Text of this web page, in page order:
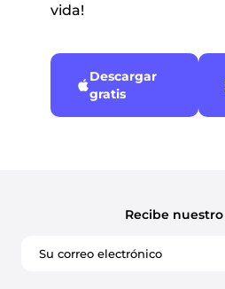
vida!
Descargar
gratis
Recibe